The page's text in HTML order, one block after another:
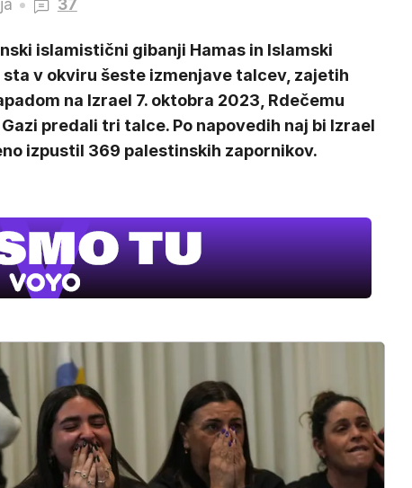
37
islamistični gibanji Hamas in Islamski
sta v okviru šeste izmenjave talcev, zajetih
na Izrael 7. oktobra 2023, Rdečemu
predali tri talce. Po napovedih naj bi Izrael
izpustil 369 palestinskih zapornikov.